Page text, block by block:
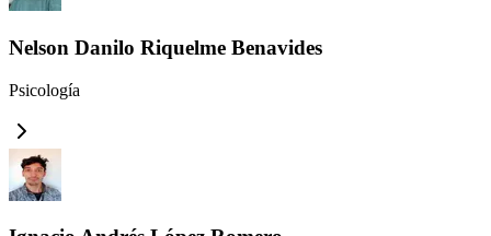
Nelson Danilo Riquelme Benavides
Psicología